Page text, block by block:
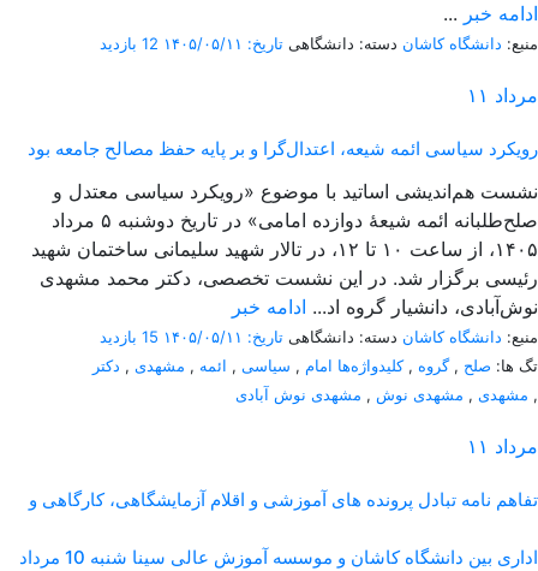
... ادامه خبر
منبع: دانشگاه کاشان دسته: دانشگاهی تاریخ: ۱۴۰۵/۰۵/۱۱ 12 بازدید
۱۱ مرداد
رویکرد سیاسی ائمه شیعه، اعتدال‌گرا و بر پایه حفظ مصالح جامعه بود
نشست هم‌اندیشی اساتید با موضوع «رویکرد سیاسی معتدل و
صلح‌طلبانه ائمه شیعۀ دوازده امامی» در تاریخ دوشنبه ۵ مرداد
۱۴۰۵، از ساعت ۱۰ تا ۱۲، در تالار شهید سلیمانی ساختمان شهید
رئیسی برگزار شد. در این نشست تخصصی، دکتر محمد مشهدی
نوش‌آبادی، دانشیار گروه اد... ادامه خبر
منبع: دانشگاه کاشان دسته: دانشگاهی تاریخ: ۱۴۰۵/۰۵/۱۱
15 بازدید
تگ ها: صلح ,گروه ,کلیدواژه‌ها امام , سیاسی , ائمه , مشهدی , دکتر
مشهدی , مشهدی نوش , مشهدی نوش آبادی ,
۱۱ مرداد
تفاهم نامه تبادل پرونده‌ های آموزشی و اقلام آزمایشگاهی، کارگاهی و
اداری بین دانشگاه کاشان و موسسه آموزش عالی سینا شنبه 10 مرداد